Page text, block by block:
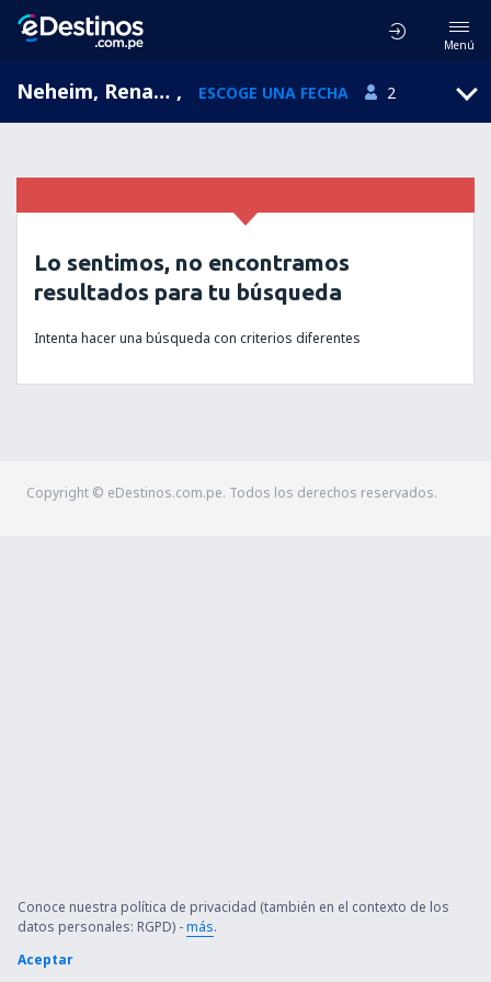
Menú
Neheim, Renania del Norte-Westfalia, Alemania , ESCOGE UNA FECHA 2
Lo sentimos, no encontramos
resultados para tu búsqueda
Intenta hacer una búsqueda con criterios diferentes
Copyright © eDestinos.com.pe. Todos los derechos reservados.
Conoce nuestra política de privacidad (también en el contexto de los
datos personales: RGPD) -más.
Aceptar